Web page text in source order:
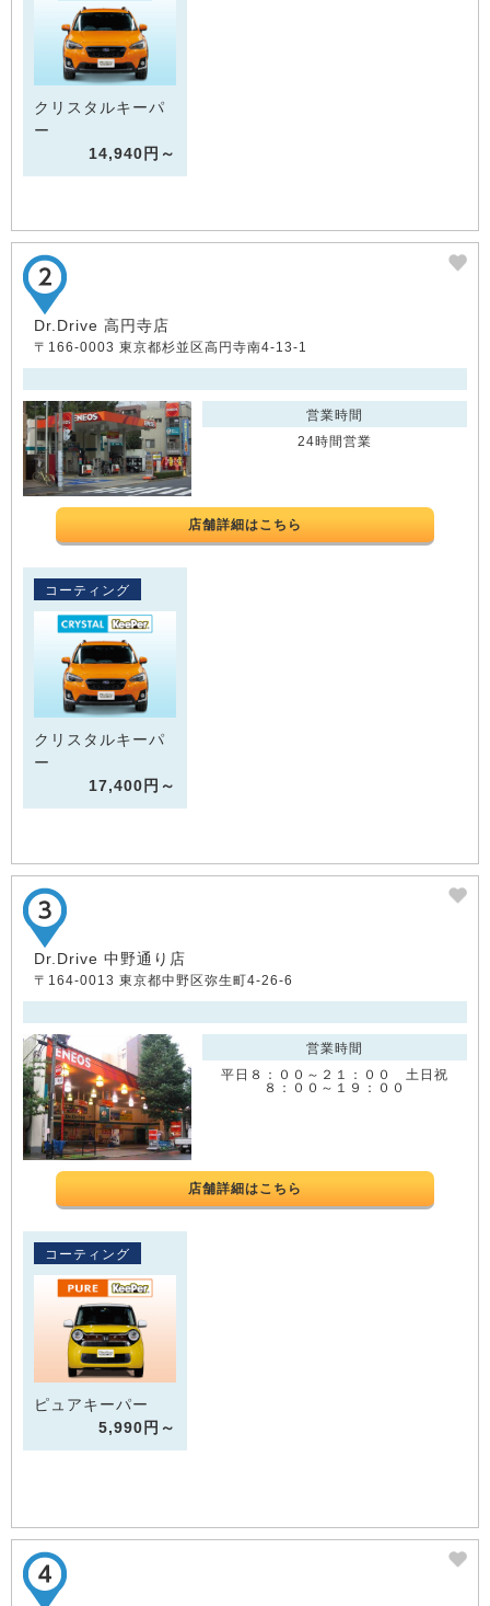
クリスタルキーパ
ー
14,940円～
Dr.Drive 高円寺店
〒166-0003 東京都杉並区高円寺南4-13-1
営業時間
24時間営業
店舗詳細はこちら
コーティング
クリスタルキーパ
ー
17,400円～
Dr.Drive 中野通り店
〒164-0013 東京都中野区弥生町4-26-6
営業時間
平日８：００～２１：００ 土日祝
８：００～１９：００
店舗詳細はこちら
コーティング
ピュアキーパー
5,990円～